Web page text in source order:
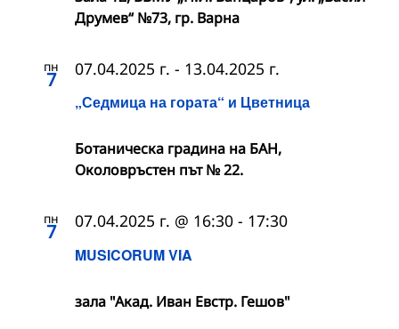
Друмев“ №73, гр. Варна
пн
7
„Седмица на гората“ и Цветница
07.04.2025 г. - 13.04.2025 г.
Ботаническа градина на БАН,
Околовръстен път № 22.
пн
7
MUSICORUM VIA
07.04.2025 г. @ 16:30 - 17:30
зала "Акад. Иван Евстр. Гешов"